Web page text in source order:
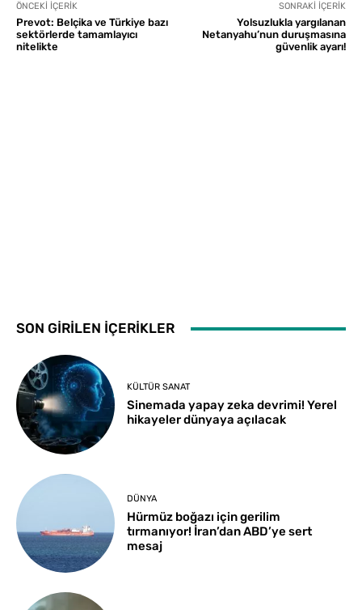
ÖNCEKI İÇERIK
Prevot: Belçika ve Türkiye bazı
sektörlerde tamamlayıcı
nitelikte
SONRAKI İÇERIK
Yolsuzlukla yargılanan
Netanyahu’nun duruşmasına
güvenlik ayarı!
SON GİRİLEN İÇERİKLER
KÜLTÜR SANAT
Sinemada yapay zeka devrimi! Yerel
hikayeler dünyaya açılacak
DÜNYA
Hürmüz boğazı için gerilim
tırmanıyor! İran’dan ABD’ye sert
mesaj